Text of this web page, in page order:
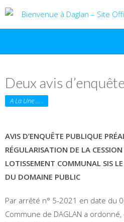
Deux avis
A La Une ... .
AVIS D’ENQUÊTE PUBLIQUE
RÉGULARISATION DE LA
LOTISSEMENT COMMUNAL SIS
DU DOMAINE PUBLIC
Par arrêté n° 5-2021 en date du
Commune de DAGLAN a